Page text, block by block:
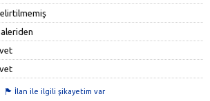
İlan ile ilgili şikayetim var